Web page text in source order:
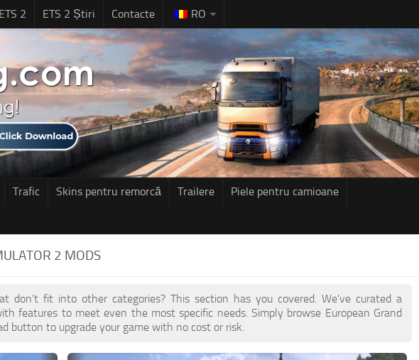
2 ETS 2 Știri Contacte RO
Trafic Skins pentru remorcă Trailere Piele pentru camioane
2 MODS
don't fit into other categories? This section has you covered. We've curated a
features to meet even the most specific needs. Simply browse European Grand
button to upgrade your game with no cost or risk.